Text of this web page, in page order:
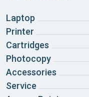
Laptop
Printer
Cartridges
Photocopy
Accessories
Service